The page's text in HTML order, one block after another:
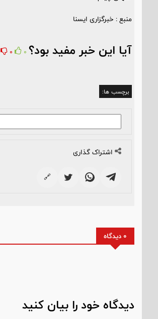
منبع : خبرگزاری ایسنا
آیا این خبر مفید بود؟ 0
0
برچسب ها:
اشتراک گذاری
🔗
0 دیدگاه
دیدگاه خود را بیان کنید